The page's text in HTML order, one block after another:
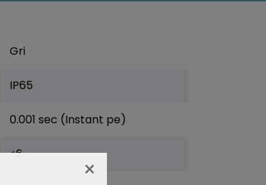
Gri
IP65
0.001 sec (Instant pe)
<6
×